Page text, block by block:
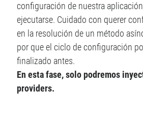
configuración de nuestra
ejecutarse. Cuidado con querer
en la resolución de un método
por que el ciclo de configuración
finalizado antes.
En esta fase, solo podremos
providers.